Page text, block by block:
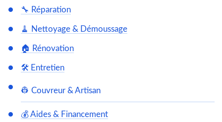
🔧 Réparation
🧹 Nettoyage & Démoussage
🏠 Rénovation
🛠️ Entretien
👷 Couvreur & Artisan
💰 Aides & Financement